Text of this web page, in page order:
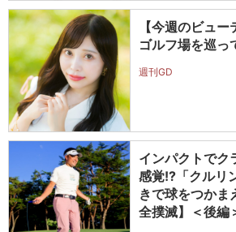
【今週のビュ
ゴルフ場を巡っ
週刊GD
インパクトでク
感覚!?「クルリ
きで球をつかま
全撲滅】＜後編